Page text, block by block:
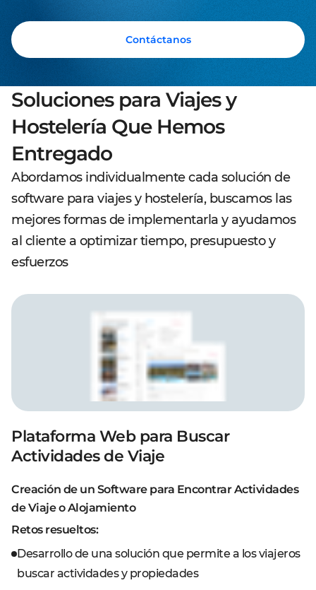
Contáctanos
Soluciones para Viajes y
Hostelería Que Hemos
Entregado
Abordamos individualmente cada solución de
software para viajes y hostelería, buscamos las
mejores formas de implementarla y ayudamos
al cliente a optimizar tiempo, presupuesto y
esfuerzos
Plataforma Web para Buscar
Actividades de Viaje
Creación de un Software para Encontrar Actividades
de Viaje o Alojamiento
Retos resueltos:
Desarrollo de una solución que permite a los viajeros
buscar actividades y propiedades